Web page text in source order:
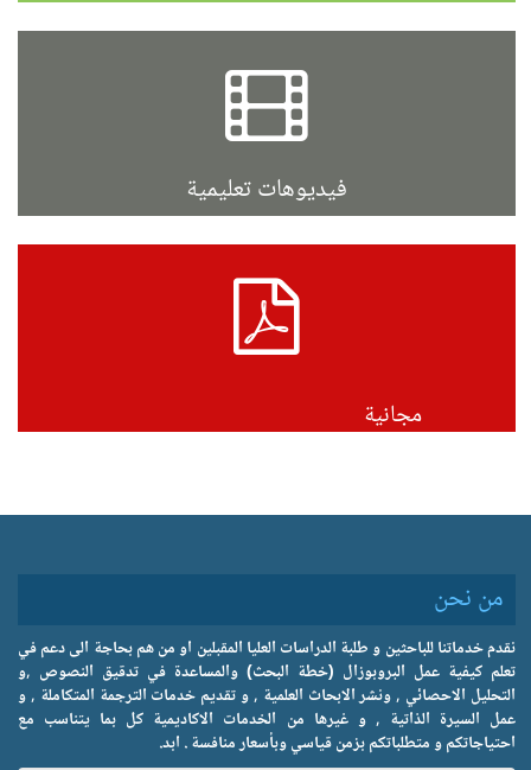
فيديوهات تعليمية
مجانية
من نحن
نقدم خدماتنا للباحثين و طلبة الدراسات العليا المقبلين او من هم بحاجة الى دعم في
تعلم كيفية عمل البروبوزال (خطة البحث) والمساعدة في تدقيق النصوص ,و
التحليل الاحصائي , ونشر الابحاث العلمية , و تقديم خدمات الترجمة المتكاملة , و
عمل السيرة الذاتية , و غيرها من الخدمات الاكاديمية كل بما يتناسب مع
احتياجاتكم و متطلباتكم بزمن قياسي وبأسعار منافسة . ابد.